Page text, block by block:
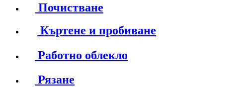
Почистване
Къртене и пробиване
Работно облекло
Рязане